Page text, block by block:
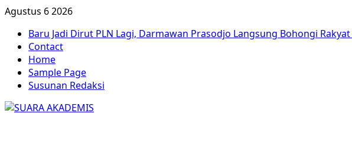
Agustus 6 2026
Baru Jadi Dirut PLN Lagi, Darmawan Prasodjo Langsung Bohongi
Contact
Home
Sample Page
Susunan Redaksi